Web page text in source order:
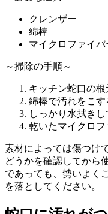
クレンザー
綿棒
マイクロファイ
～掃除の手順～
キッチン蛇口の
綿棒で汚れをこす
しっかり水拭き
乾いたマイクロ
素材によっては傷つけ
どうかを確認してから
であっても、勢いよく
を落としてください。